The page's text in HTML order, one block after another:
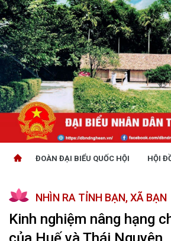
ĐOÀN ĐẠI BIỂU QUỐC HỘI HỘI
NHÌN RA TỈNH BẠN, XÃ BẠN
Kinh nghiệm nâng hạng